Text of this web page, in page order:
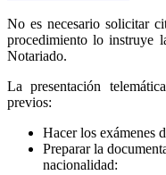
No es necesario solicitar
procedimiento lo instruye
Notariado.
La presentación
previos:
Hacer los exámenes
Preparar la
nacionalidad: